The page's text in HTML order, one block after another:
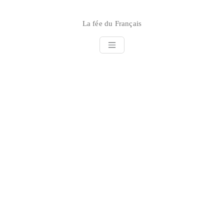
La fée du Français